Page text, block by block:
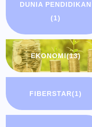
DUNIA PENDIDIKAN
(1)
EKONOMI(13)
FIBERSTAR(1)